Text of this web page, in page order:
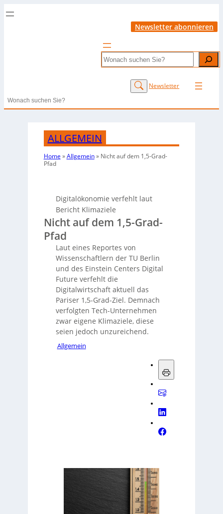
Newsletter abonnieren
Search
Newsletter
Search
ALLGEMEIN
Home »Allgemein» Nicht auf dem 1,5-Grad-
Pfad
Digitalökonomie verfehlt laut
Bericht Klimaziele
Nicht auf dem 1,5-Grad-
Pfad
Laut eines Reportes von
Wissenschaftlern der TU Berlin
und des Einstein Centers Digital
Future verfehlt die
Digitalwirtschaft aktuell das
Pariser 1,5-Grad-Ziel. Demnach
verfolgten Tech-Unternehmen
zwar eigene Klimaziele, diese
seien jedoch unzureichend.
Allgemein